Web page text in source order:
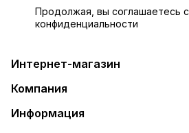
Продолжая, вы соглашаетесь с
конфиденциальности
Интернет-магазин
Компания
Информация